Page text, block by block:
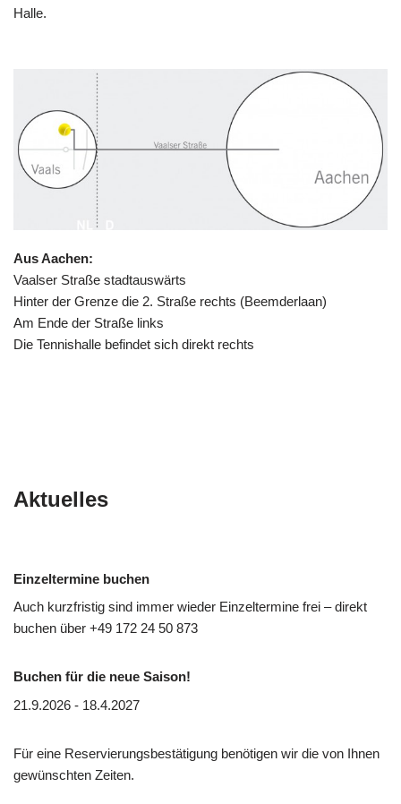
Halle.
Aus Aachen:
Vaalser Straße stadtauswärts
Hinter der Grenze die 2. Straße rechts (Beemderlaan)
Am Ende der Straße links
Die Tennishalle befindet sich direkt rechts
Aktuelles
Einzeltermine buchen
Auch kurzfristig sind immer wieder Einzeltermine frei – direkt
buchen über +49 172 24 50 873
Buchen für die neue Saison!
21.9.2026 - 18.4.2027
Für eine Reservierungsbestätigung benötigen wir die von Ihnen
gewünschten Zeiten.